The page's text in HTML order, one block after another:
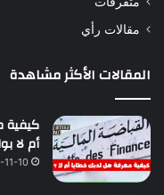
مقالات رأي
المقالات الأكثر مشاهدة
كيفية
أم لا
10